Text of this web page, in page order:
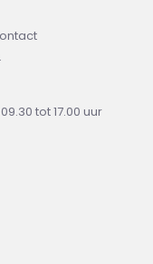
tot 17.00 uur